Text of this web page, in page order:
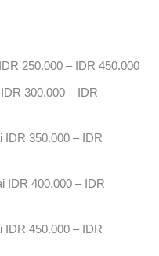
250.000 – IDR 450.000
300.000 – IDR
IDR 350.000 – IDR
IDR 400.000 – IDR
IDR 450.000 – IDR